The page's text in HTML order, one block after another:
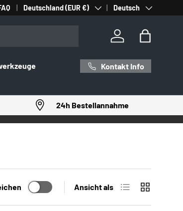
Land/Region
Deutschland (EUR €) SpracheDeutsch
Einloggen
Kontakt Info
24h Bestellannahme
Ansicht als Produktliste